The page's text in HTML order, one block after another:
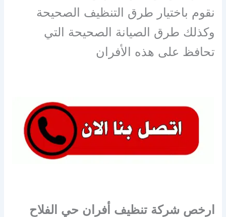
نقوم باختيار طرق التنظيف الصحيحة
وكذلك طرق الصيانة الصحيحة التي
تحافظ على هذه الأفران
ارخص شركة تنظيف أفران حي الفلاح